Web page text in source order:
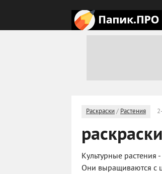
Раскраски / Растения
Культурные
Они выращиваются с